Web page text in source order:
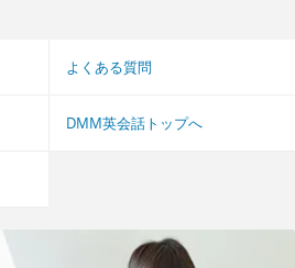
よくある質問
DMM英会話トップへ